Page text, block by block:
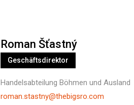
Roman Šťastný
Geschäftsdirektor
Handelsabteilung Böhmen und Ausland
roman.stastny@thebigsro.com